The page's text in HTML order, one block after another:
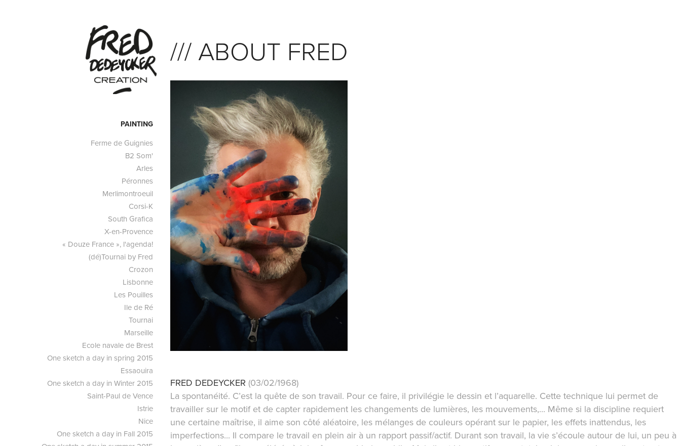
PAINTING
Ferme de Guignies
B2 Som'
Arles
Péronnes
Merlimontroeuil
Corsi-K
South Grafica
X-en-Provence
« Douze France », l'agenda!
(dé)Tournai by Fred
Crozon
Lisbonne
Les Pouilles
Ile de Ré
Tournai
Marseille
Ecole navale de Brest
One sketch a day in spring 2015
Essaouira
One sketch a day in Winter 2015
Saint-Paul de Vence
Istrie
Nice
One sketch a day in Fall 2015
/// ABOUT FRED
FRED DEDEYCKER (03/02/1968)
La spontanéité. C’est la quête de son travail. Pour ce faire, il privilégie le dessin et l’aquarelle. Cette technique lui permet de
travailler sur le motif et de capter rapidement les changements de lumières, les mouvements,... Même si la discipline requiert
une certaine maîtrise, il aime son côté aléatoire, les mélanges de couleurs opérant sur le papier, les effets inattendus, les
imperfections... Il compare le travail en plein air à un rapport passif/actif. Durant son travail, la vie s’écoule autour de lui, un peu à